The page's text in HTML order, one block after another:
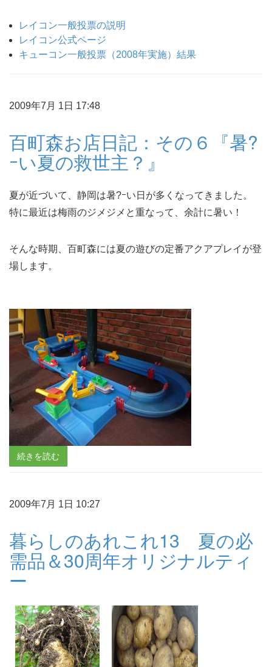
レイコン一般投票の説明
レイコン公式ページ
キューコン一般投票（2008年実施）結果
2009年7月 1日 17:48
百町森お店日記：その６『暑?
ｰい夏の救世主？』
夏が近づいて、静岡は暑?ｰい日が多くなってきました。
特に最近は梅雨のジメジメと重なって、余計に暑い！
そんな時期、百町森には夏の遊びの定番アクアプレイが登
場します。
続きを読む
2009年7月 1日 10:27
暮らしのあれこれ13 夏の必
需品＆30周年オリジナルティ
ー